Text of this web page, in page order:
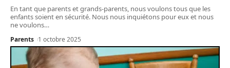
En tant que parents et grands-parents, nous voulons tous que les
enfants soient en sécurité. Nous nous inquiétons pour eux et nous
ne voulons…
Parents 1 octobre 2025